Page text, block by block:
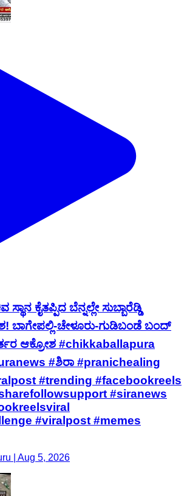
ಕೈತಪ್ಪಿದ ಬೆನ್ನಲ್ಲೇ ಸುಬ್ಬಾರೆಡ್ಡಿ
ಬಾಗೇಪಲ್ಲಿ-ಚೇಳೂರು-ಗುಡಿಬಂಡೆ ಬಂದ್
ಆಕ್ರೋಶ #chikkaballapura
#ಶಿರಾ #pranichealing
#trending #facebookreels
#siranews
#viralpost #memes
| Aug 5, 2026